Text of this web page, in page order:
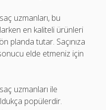
uzmanları, bu
en kaliteli ürünleri
ön planda tutar. Saçınıza
elde etmeniz için
uzmanları ile
popülerdir.